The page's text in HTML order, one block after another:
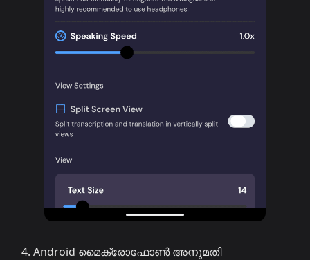
Android മൈക്രോഫോൺ അനുമതി